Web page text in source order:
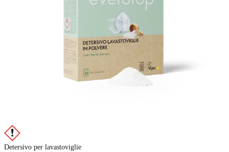
Detersivo per lavastoviglie